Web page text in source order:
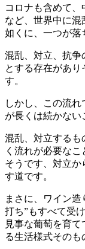
コロナも含めて
など、世界中に混
如くに、一つが落
混乱、対立、抗争
とする存在があり
す。
しかし、この流
が長くは続かない
混乱、対立するも
く流れが必要なこ
そうです、対立か
す道です。
まさに、ワイン造
打ち”もすべて受
見事な葡萄を育
る生活様式そのも